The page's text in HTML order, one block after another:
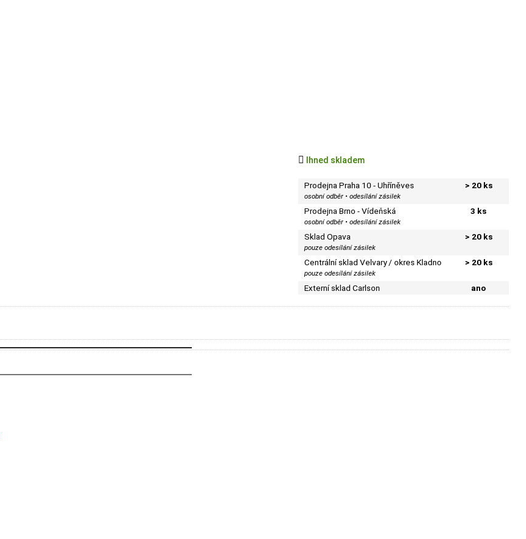
 Ihned skladem
Prodejna Praha 10 - Uhříněves
osobní odběr • odesílání zásilek
> 20 ks
Prodejna Brno - Vídeňská
osobní odběr • odesílání zásilek
3 ks
Sklad Opava
pouze odesílání zásilek
> 20 ks
Centrální sklad Velvary / okres Kladno
pouze odesílání zásilek
> 20 ks
Externí sklad Carlson ano